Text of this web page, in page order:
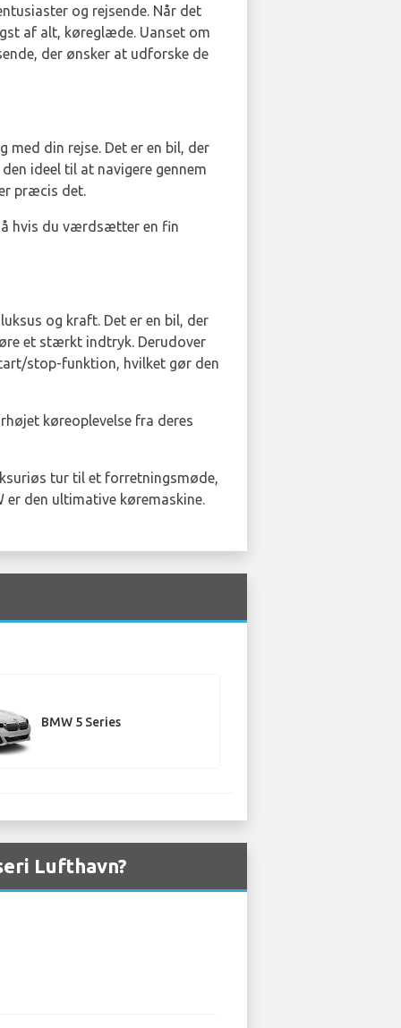
og rejsende. Når det
af alt, køreglæde. Uanset om
der ønsker at udforske de
med din rejse. Det er en bil, der
ideel til at navigere gennem
præcis det.
hvis du værdsætter en fin
og kraft. Det er en bil, der
et stærkt indtryk. Derudover
stop-funktion, hvilket gør den
køreoplevelse fra deres
tur til et forretningsmøde,
den ultimative køremaskine.
BMW 5 Series
Lufthavn?